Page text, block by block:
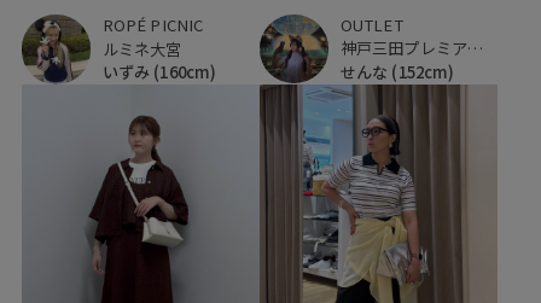
ROPÉ PICNIC
ルミネ大宮
いずみ (160cm)
OUTLET
神戸三田プレミアム・アウトレット
せんな (152cm)